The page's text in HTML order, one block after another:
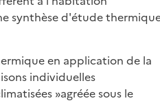
synthèse d'étude
en application de la
individuelles
»agréée sous le